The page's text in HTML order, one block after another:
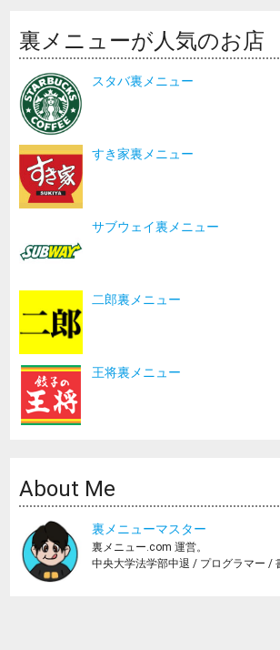
裏メニューが人気のお店
スタバ裏メニュー
すき家裏メニュー
サブウェイ裏メニュー
二郎裏メニュー
王将裏メニュー
About Me
裏メニューマスター
裏メニュー.com 運営。
中央大学法学部中退 / プログラマー /